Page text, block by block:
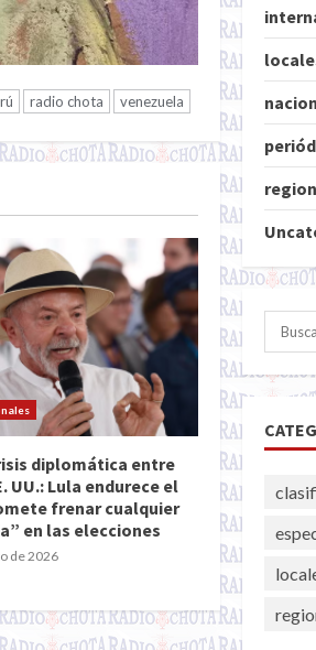
radio chota venezuela
diplomática entre
UU.: Lula endurece el
frenar cualquier
en las elecciones
de 2026
Buscar: